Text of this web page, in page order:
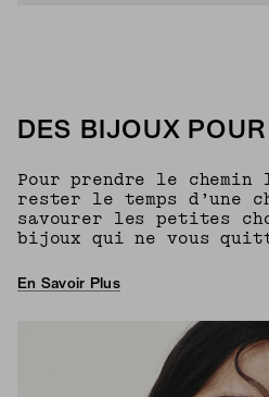
DES BIJOUX
Pour prendre le
rester le temps d’une
savourer les petites
bijoux qui ne vous
En Savoir Plus